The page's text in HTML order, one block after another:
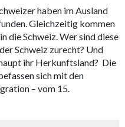
haben im Ausland
Gleichzeitig kommen
die Schweiz. Wer sind diese
Schweiz zurecht? Und
ihr Herkunftsland? Die
sich mit den
– vom 15.